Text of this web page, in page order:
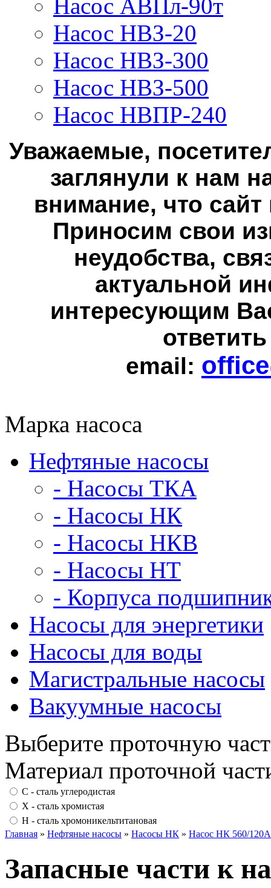
Насос АВПл-90т
Насос НВЗ-20
Насос НВЗ-300
Насос НВЗ-500
Насос НВПР-240
Уважаемые,
заглянули к нам
внимание, что сайт
Приносим свои
неудобства,
актуальной
интересующим
email:
Марка насоса
Нефтяные насосы
- Насосы ТКА
- Насосы НК
- Насосы НКВ
- Насосы НТ
- Корпуса
Насосы для энергетики
Насосы для воды
Магистральные насосы
Вакуумные насосы
Выберите проточную
Материал проточной
С - сталь углеродистая
Х - сталь хромистая
Н - сталь хромоникельтитановая
Главная » Нефтяные насосы » Насосы НК » Насос НК 560/120А
Запасные части к